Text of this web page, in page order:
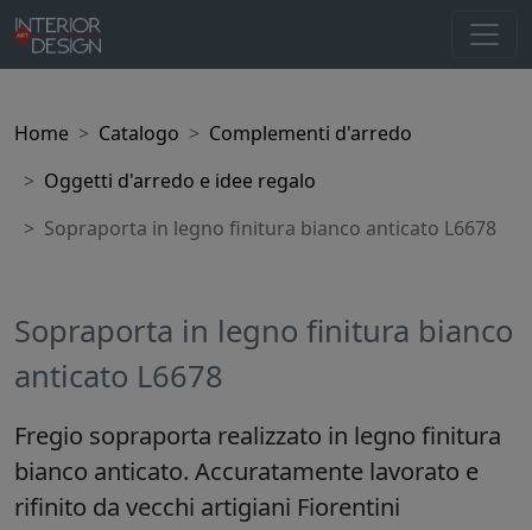
Home Catalogo
Complementi d'arredo
Oggetti d'arredo e idee regalo
Sopraporta in legno finitura bianco anticato L6678
Sopraporta in legno finitura bianco
anticato L6678
Fregio sopraporta realizzato in legno finitura
bianco anticato. Accuratamente lavorato e
rifinito da vecchi artigiani Fiorentini